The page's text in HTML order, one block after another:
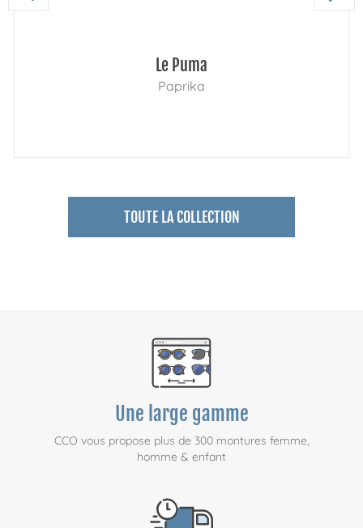
Le Puma
Paprika
TOUTE LA COLLECTION
Une large gamme
CCO vous propose plus de 300 montures femme,
homme & enfant